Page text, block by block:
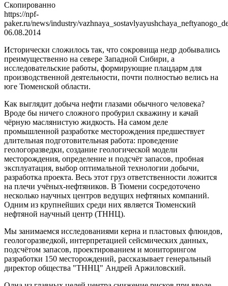
Скопированно
https://npf-
paker.ru/news/industry/
06.08.2014
Исторически сложилось так, что сокровища недр добывались
преимущественно на севере Западной Сибири, а
исследовательские работы, формирующие плацдарм для
производственной деятельности, почти полностью велись на
юге Тюменской области.
Как выглядит добыча нефти глазами обычного человека?
Вроде бы ничего сложного пробурил скважину и качай
чёрную маслянистую жидкость. На самом деле
промышленной разработке месторождения предшествует
длительная подготовительная работа: проведение
геологоразведки, создание геологической модели
месторождения, определение и подсчёт запасов, пробная
эксплуатация, выбор оптимальной технологии добычи,
разработка проекта. Весь этот груз ответственности ложится
на плечи учёных-нефтяников. В Тюмени сосредоточено
несколько научных центров ведущих нефтяных компаний.
Одним из крупнейших среди них является Тюменский
нефтяной научный центр (ТННЦ).
Мы занимаемся исследованиями керна и пластовых флюидов,
геологоразведкой, интерпретацией сейсмических данных,
подсчётом запасов, проектированием и мониторингом
разработки 150 месторождений, рассказывает генеральный
директор общества "ТННЦ" Андрей Аржиловский.